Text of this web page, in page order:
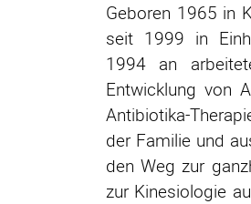
Geboren 1965 in
seit 1999 in
1994 an
Entwicklung von
Antibiotika-
der Familie und
den Weg zur
zur Kinesiologie